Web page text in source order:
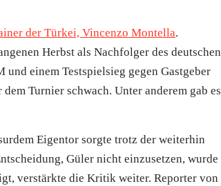
der Türkei, Vincenzo Montella.
Herbst als Nachfolger des deutschen
einem Testspielsieg gegen Gastgeber
Turnier schwach. Unter anderem gab es
Eigentor sorgte trotz der weiterhin
Güler nicht einzusetzen, wurde
verstärkte die Kritik weiter. Reporter von